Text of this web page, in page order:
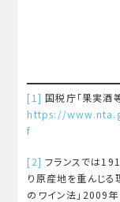
[1] 国税庁「果実酒
https://
f
[2] フランスでは
り原産地を重んじる
のワイン法」2009